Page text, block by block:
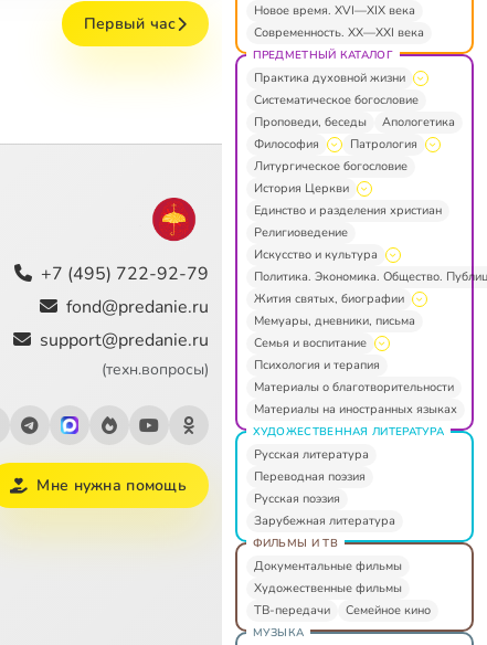
Первый час
+7 (495) 722-92-79
fond@predanie.ru
support@predanie.ru
(техн.вопросы)
Мне нужна помощь
Новое время. XVI—XIX века
Современность. XX—XXI века
ПРЕДМЕТНЫЙ КАТАЛОГ
Практика духовной жизни
Систематическое богословие
Проповеди, беседы
Апологетика
Философия
Патрология
Литургическое богословие
История Церкви
Единство и разделения христиан
Религиоведение
Искусство и культура
Политика. Экономика. Общество.
Жития святых, биографии
Мемуары, дневники, письма
Семья и воспитание
Психология и терапия
Материалы о благотворительности
Материалы на иностранных языках
ХУДОЖЕСТВЕННАЯ ЛИТЕРАТУРА
Русская литература
Переводная поэзия
Русская поэзия
Зарубежная литература
ФИЛЬМЫ И ТВ
Документальные фильмы
Художественные фильмы
ТВ-передачи
Семейное кино
МУЗЫКА